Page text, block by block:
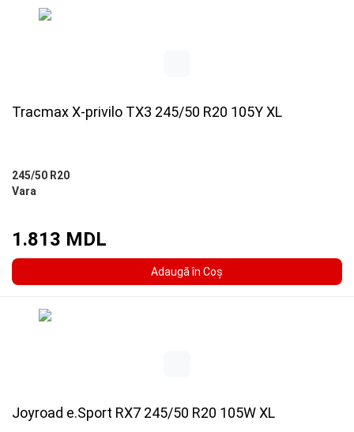
Tracmax X-privilo TX3 245/50 R20 105Y XL
245/50 R20
Vara
1.813 MDL
Adaugă în Coş
Joyroad e.Sport RX7 245/50 R20 105W XL